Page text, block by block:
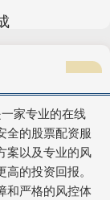
家专业的在线
全的股票配资服
案以及专业的风
的投资回报。
和严格的风控体